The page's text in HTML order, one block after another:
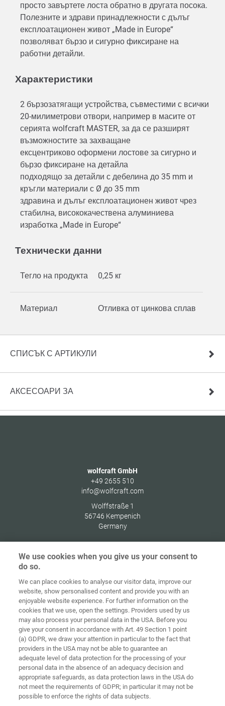
просто завъртете лоста обратно в другата посока.
Полезните и здрави принадлежности с дълъг
експлоатационен живот „Made in Europe“
позволяват бързо и сигурно фиксиране на
работни детайли.
Характеристики
2 бързозатягащи устройства, съвместими с всички
20-милиметрови отвори, например в масите от
серията wolfcraft MASTER, за да се разширят
възможностите за захващане
ексцентриково оформени лостове за сигурно и
бързо фиксиране на детайла
подходящо за детайли с дебелина до 35 mm и
кръгли материали с Ø до 35 mm
здравина и дълъг експлоатационен живот чрез
стабилна, висококачествена алуминиева
изработка „Made in Europe“
Технически данни
Тегло на продукта 0,25 кг
Материал Отливка от цинкова сплав
СПИСЪК С АРТИКУЛИ
АКСЕСОАРИ ЗА
wolfcraft GmbH
+49 2655 510
info@wolfcraft.com
Wolffstraße 1
56746 Kempenich
Germany
Начална
страница Контакт Импресум
Защита на
данните
ОТУ
Политика за
бисквитки Вписване
Accessibility
Statement
Настройки на бисквитките
We use cookies when you give us your consent to
do so.
We can place cookies to analyse our visitor data, improve our
website, show personalised content and provide you with an
enjoyable website experience. For further information on the
cookies that we use, open the settings. Providers used by us
may also process your personal data in the USA. Before you
give your consent in accordance with Art. 49 Section 1 point
(a) GDPR, we draw your attention in particular to the fact that
providers in the USA may not be able to guarantee an
adequate level of data protection for the processing of your
personal data in the absence of an adequacy decision and
appropriate safeguards, as data protection laws in the USA do
not meet the requirements of GDPR; in particular it may not be
possible to enforce the rights of data subjects.